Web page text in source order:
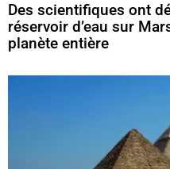
Des scientifiques ont
réservoir d’eau sur
planète entière